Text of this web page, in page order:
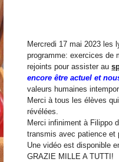
Mercredi 17 mai 2023 les
programme: exercices de
rejoints pour assister au
encore être actuel et
valeurs humaines
Merci à tous les élèves
révélées.
Merci infiniment à Filippo
transmis avec patience et
Une vidéo est disponible
GRAZIE MILLE A TUTTI!